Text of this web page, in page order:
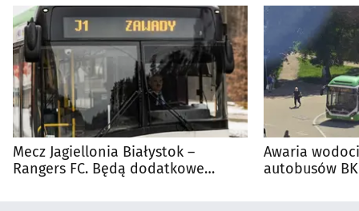
Mecz Jagiellonia Białystok –
Rangers FC. Będą dodatkowe
Awaria
autobusów